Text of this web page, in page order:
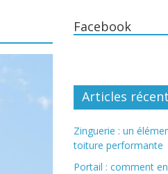
Facebook
Articles
Zinguerie : un
toiture performante
Portail : comment